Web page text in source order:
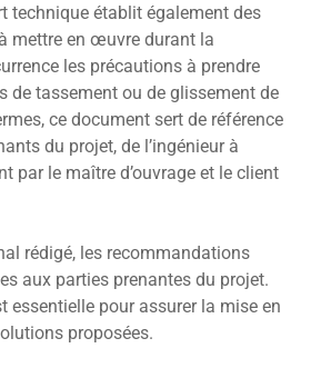
technique établit également des
mettre en œuvre durant la
les précautions à prendre
de tassement ou de glissement de
ce document sert de référence
du projet, de l’ingénieur à
par le maître d’ouvrage et le client
rédigé, les recommandations
aux parties prenantes du projet.
essentielle pour assurer la mise en
proposées.